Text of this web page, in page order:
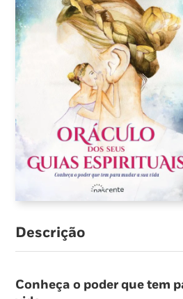
Descrição
Conheça o poder que tem